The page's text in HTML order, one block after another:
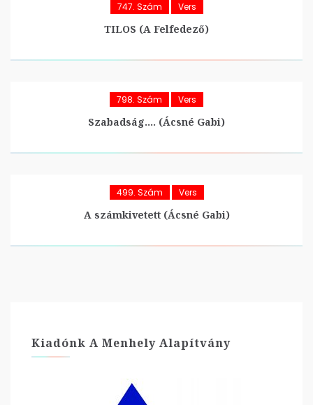
747. Szám Vers
TILOS (A Felfedező)
798. Szám Vers
Szabadság…. (Ácsné Gabi)
499. Szám Vers
A számkivetett (Ácsné Gabi)
Kiadónk A Menhely Alapítvány